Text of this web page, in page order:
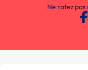
Ne ratez pas